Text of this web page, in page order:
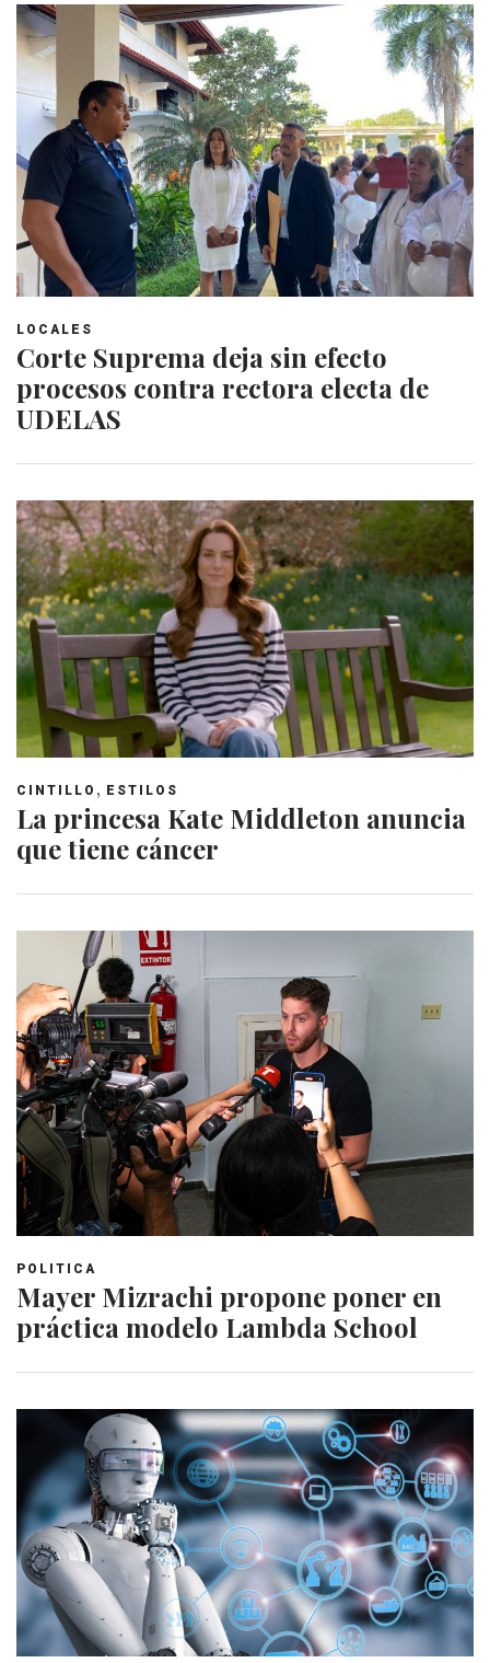
LOCALES
Corte Suprema deja sin efecto
procesos contra rectora electa de
UDELAS
CINTILLO , ESTILOS
La princesa Kate Middleton anuncia
que tiene cáncer
POLITICA
Mayer Mizrachi propone poner en
práctica modelo Lambda School